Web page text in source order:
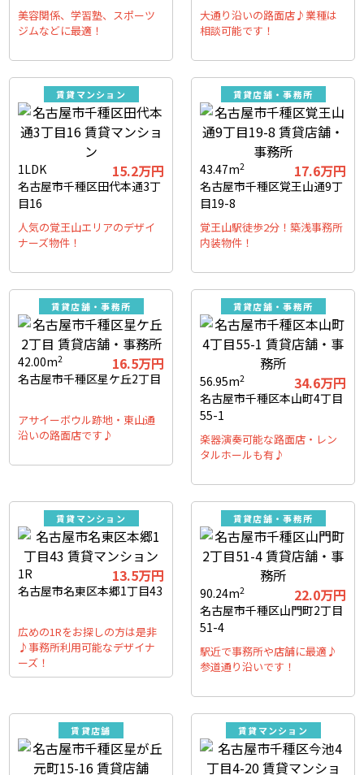
美容関係、学習塾、スポーツ
ジムなどに最適！
大通り沿いの路面店♪業種は
相談可能です！
賃貸マンション
1LDK 15.2万円
名古屋市千種区田代本通3丁
目16
人気の覚王山エリアのデザイ
ナーズ物件！
賃貸店舗・事務所
43.47m2 17.6万円
名古屋市千種区覚王山通9丁
目19-8
覚王山駅徒歩2分！築浅事務所
内装物件！
賃貸店舗・事務所
42.00m2 16.5万円
名古屋市千種区星ケ丘2丁目
アサイーボウル跡地・東山通
沿いの路面店です♪
賃貸店舗・事務所
56.95m2 34.6万円
名古屋市千種区本山町4丁目
55-1
楽器演奏可能な路面店・レン
タルホールも有♪
賃貸マンション
1R 13.5万円
名古屋市名東区本郷1丁目43
広めの1Rをお探しの方は是非
♪事務所利用可能なデザイナ
ーズ！
賃貸店舗・事務所
90.24m2 22.0万円
名古屋市千種区山門町2丁目
51-4
駅近で事務所や店舗に最適♪
参道通り沿いです！
賃貸店舗 賃貸マンション